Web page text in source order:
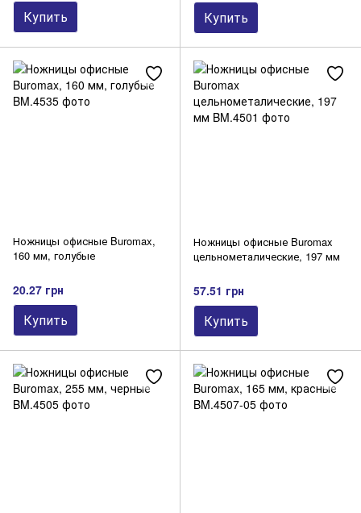
Купить Купить
Ножницы офисные Buromax,
160 мм, голубые
20.27 грн
Купить
Ножницы офисные Buromax
цельнометалические, 197 мм
57.51 грн
Купить